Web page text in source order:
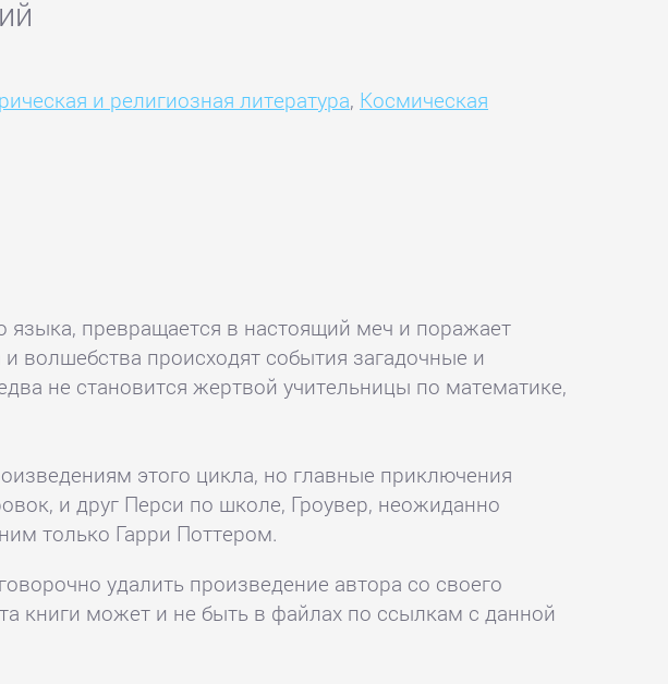
и религиозная литература, Космическая
языка, превращается в настоящий меч и поражает
волшебства происходят события загадочные и
не становится жертвой учительницы по математике,
этого цикла, но главные приключения
и друг Перси по школе, Гроувер, неожиданно
только Гарри Поттером.
удалить произведение автора со своего
книги может и не быть в файлах по ссылкам с данной